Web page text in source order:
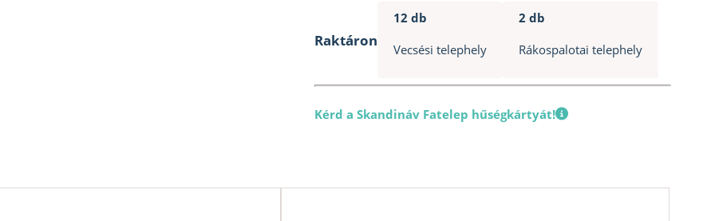
Wenge
Raktáron
12 db
Vecsési telephely
2 db
Rákospalotai telephely
Kérd a Skandináv Fatelep hűségkártyát!